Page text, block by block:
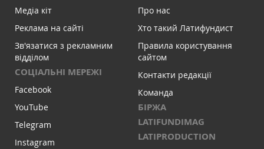
Медіа кіт
Реклама на сайті
Зв'язатися з рекламним
відділом
СОЦІАЛЬНІ МЕРЕЖІ
Facebook
YouTube
Telegram
Instagram
Про нас
Хто такий Латифундист
Правила користування
сайтом
Контакти редакції
Команда
БІРЖА
LATIFUNDIMAG
LATIPRODUCTION